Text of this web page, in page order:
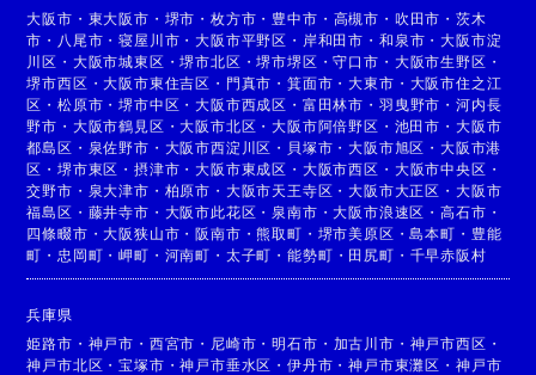
大阪市 ・ 東大阪市 ・ 堺市 ・枚方市 ・ 豊中市 ・ 高槻市 ・ 吹田市 ・ 茨木
市 ・ 八尾市 ・寝屋川市 ・大阪市平野区 ・ 岸和田市 ・ 和泉市 ・大阪市淀
川区 ・ 大阪市城東区 ・堺市北区 ・堺市堺区 ・守口市 ・ 大阪市生野区 ・
堺市西区 ・大阪市東住吉区 ・ 門真市 ・箕面市 ・大東市 ・ 大阪市住之江
区 ・松原市 ・堺市中区 ・大阪市西成区 ・ 富田林市 ・ 羽曳野市 ・ 河内長
野市 ・ 大阪市鶴見区 ・大阪市北区 ・大阪市阿倍野区 ・ 池田市 ・ 大阪市
都島区 ・ 泉佐野市 ・ 大阪市西淀川区 ・ 貝塚市 ・大阪市旭区 ・大阪市港
区 ・堺市東区 ・摂津市 ・大阪市東成区 ・ 大阪市西区 ・ 大阪市中央区 ・
交野市 ・ 泉大津市 ・ 柏原市 ・ 大阪市天王寺区 ・大阪市大正区 ・ 大阪市
福島区 ・ 藤井寺市 ・ 大阪市此花区 ・ 泉南市 ・大阪市浪速区 ・高石市 ・
四條畷市 ・大阪狭山市 ・阪南市 ・熊取町 ・ 堺市美原区 ・島本町 ・ 豊能
町 ・ 忠岡町 ・岬町 ・ 河南町 ・ 太子町 ・能勢町 ・ 田尻町 ・ 千早赤阪村
兵庫県
姫路市 ・ 神戸市 ・ 西宮市 ・ 尼崎市 ・明石市 ・ 加古川市 ・ 神戸市西区 ・
神戸市北区 ・宝塚市 ・神戸市垂水区 ・伊丹市 ・神戸市東灘区 ・ 神戸市